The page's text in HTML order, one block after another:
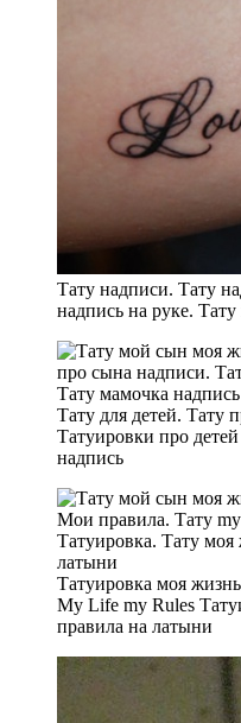
Тату надписи. Тату
надпись на руке.
Тату для детей. Тату
Татуировки про
надпись
Татуировка моя
My Life my Rules
правила на латыни